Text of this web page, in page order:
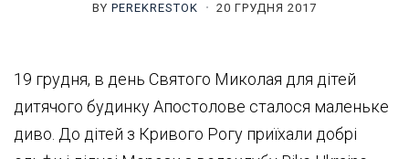
BY PEREKRESTOK 20 ГРУДНЯ 2017
19 грудня, в день Святого Миколая для дітей
дитячого будинку Апостолове сталося маленьке
диво. До дітей з Кривого Рогу приїхали добрі